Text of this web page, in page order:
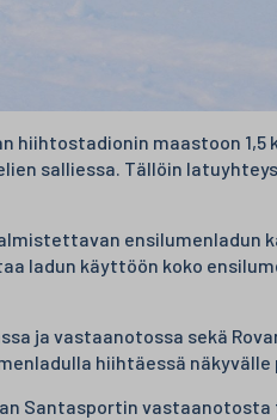
hiihtostadionin maastoon
salliessa. Tällöin
ensilumenladun
ladun käyttöön koko
ja vastaanotossa sekä
hiihtäessä näkyvälle
Santasportin